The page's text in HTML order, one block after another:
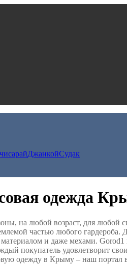
ДжанкойСудак
одежда
на любой возраст, для любой
частью любого
и даже мехами. Gorod1
покупатель удовлетворит
одежду в Крыму – наш